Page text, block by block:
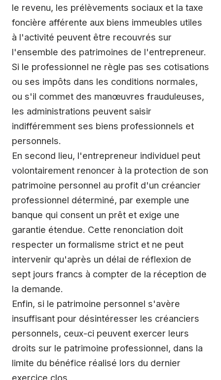
le revenu, les prélèvements sociaux et la taxe
foncière afférente aux biens immeubles utiles
à l'activité peuvent être recouvrés sur
l'ensemble des patrimoines de l'entrepreneur.
Si le professionnel ne règle pas ses cotisations
ou ses impôts dans les conditions normales,
ou s'il commet des manœuvres frauduleuses,
les administrations peuvent saisir
indifféremment ses biens professionnels et
personnels.
En second lieu, l'entrepreneur individuel peut
volontairement renoncer à la protection de son
patrimoine personnel au profit d'un créancier
professionnel déterminé, par exemple une
banque qui consent un prêt et exige une
garantie étendue. Cette renonciation doit
respecter un formalisme strict et ne peut
intervenir qu'après un délai de réflexion de
sept jours francs à compter de la réception de
la demande.
Enfin, si le patrimoine personnel s'avère
insuffisant pour désintéresser les créanciers
personnels, ceux-ci peuvent exercer leurs
droits sur le patrimoine professionnel, dans la
limite du bénéfice réalisé lors du dernier
exercice clos.